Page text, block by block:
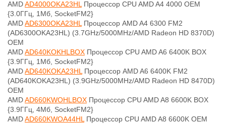
AMDAD4000OKA23HLПроцессор CPU AMD A4 4000 OEM
{3.0ГГц, 1Мб, SocketFM2}
AMDAD6300OKA23HLПроцессор AMD A4 6300 FM2
(AD6300OKA23HL) (3.7GHz/5000MHz/AMD Radeon HD 8370D)
OEM
AMDAD640KOKHLBOX Процессор CPU AMD A6 6400K BOX
{3.9ГГц, 1Мб, SocketFM2}
AMDAD640KOKA23HLПроцессор AMD A6 6400K FM2
(AD640KOKA23HL) (3.9GHz/5000MHz/AMD Radeon HD 8470D)
OEM
AMDAD660KWOHLBOX Процессор CPU AMD A8 6600K BOX
{3.9ГГц, 4Мб, SocketFM2}
AMDAD660KWOA44HLПроцессор CPU AMD A8 6600K OEM